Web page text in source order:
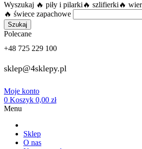
Wyszukaj 🔥 piły i pilarki 🔥 szlifierki 🔥
🔥 świece zapachowe
Szukaj
Polecane
+48 725 229 100
sklep@4sklepy.pl
Moje konto
0 Koszyk 0,00 zł
Menu
Sklep
O nas